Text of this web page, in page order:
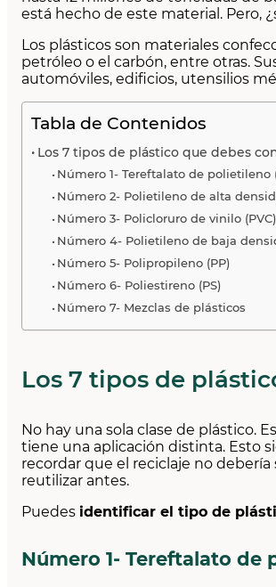
está hecho de este material. Pero,
Los plásticos son materiales
petróleo o el carbón, entre otras.
automóviles, edificios, utensilios
Tabla de Contenidos
Los 7 tipos de plástico que debes
Número 1- Tereftalato de polietileno
Número 2- Polietileno de alta
Número 3- Policloruro de vinilo (PVC)
Número 4- Polietileno de baja
Número 5- Polipropileno (PP)
Número 6- Poliestireno (PS)
Número 7- Mezclas de plásticos
Los 7 tipos de
No hay una sola clase de plástico.
tiene una aplicación distinta. Esto
recordar que el reciclaje no
reutilizar antes.
Puedes identificar el tipo de
Número 1- Tereftalato de